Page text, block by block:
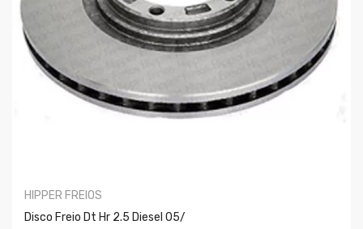
HIPPER FREIOS
Disco Freio Dt Hr 2.5 Diesel 05/